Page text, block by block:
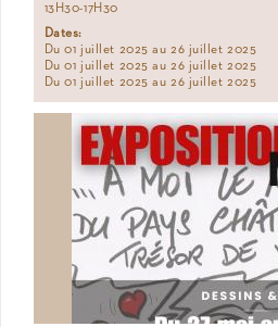
13H30-17H30
Dates:
Du 01 juillet 2025 au 26 juillet 2025
Du 01 juillet 2025 au 26 juillet 2025
Du 01 juillet 2025 au 26 juillet 2025